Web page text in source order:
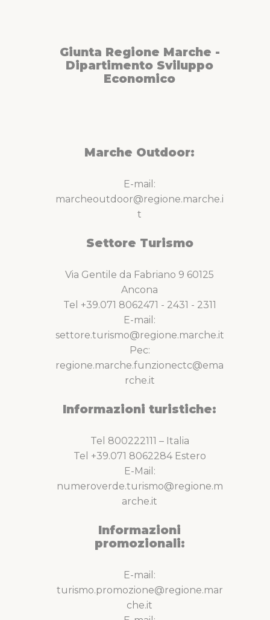
Giunta Regione Marche -
Dipartimento Sviluppo
Economico
Marche Outdoor:
E-mail:
marcheoutdoor@regione.marche.i
t
Settore Turismo
Via Gentile da Fabriano 9 60125
Ancona
Tel +39.071 8062471 - 2431 - 2311
E-mail:
settore.turismo@regione.marche.it
Pec:
regione.marche.funzionectc@ema
rche.it
Informazioni turistiche:
Tel 800222111 – Italia
Tel +39.071 8062284 Estero
E-Mail:
numeroverde.turismo@regione.m
arche.it
Informazioni
promozionali:
E-mail:
turismo.promozione@regione.mar
che.it